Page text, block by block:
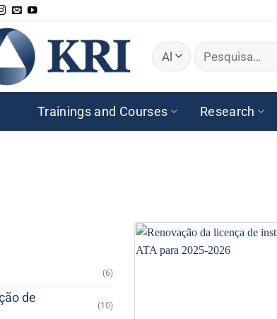
Pesquisar
por:
Trainings and Courses Research
(6)
de
(10)